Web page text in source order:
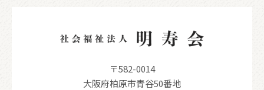
〒582-0014
大阪府柏原市青谷50番地